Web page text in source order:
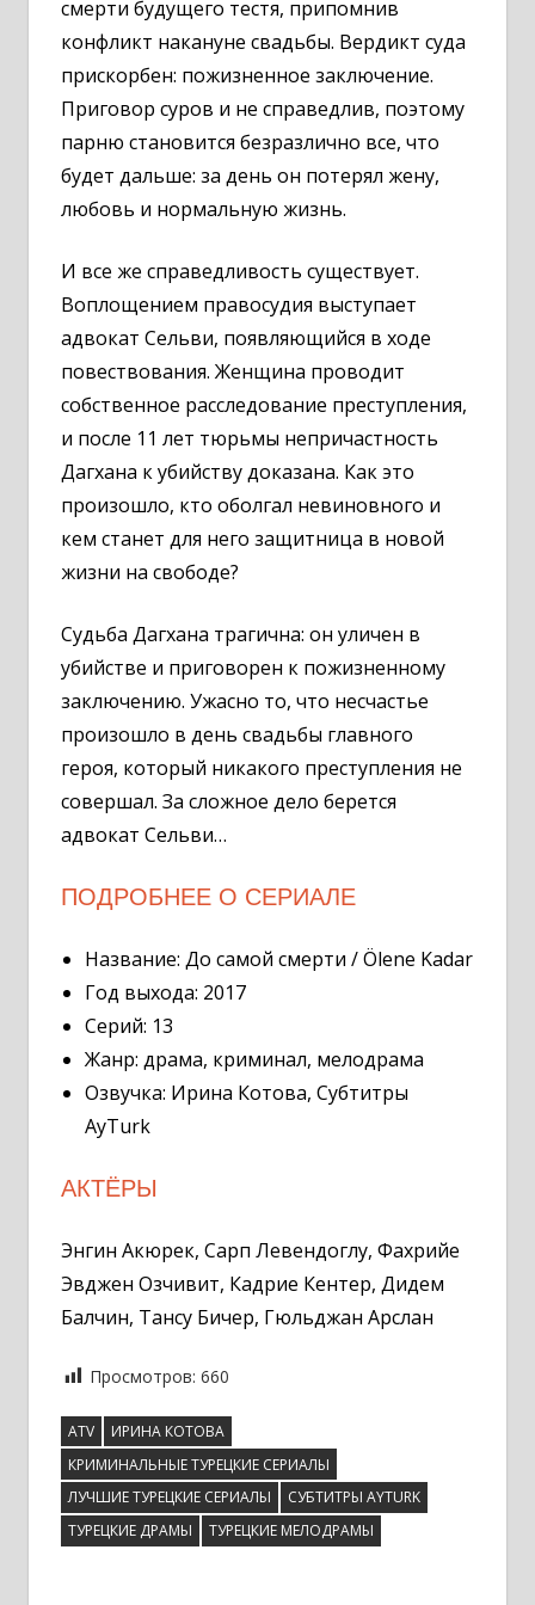
смерти будущего тестя, припомнив
конфликт накануне свадьбы. Вердикт суда
прискорбен: пожизненное заключение.
Приговор суров и не справедлив, поэтому
парню становится безразлично все, что
будет дальше: за день он потерял жену,
любовь и нормальную жизнь.
И все же справедливость существует.
Воплощением правосудия выступает
адвокат Сельви, появляющийся в ходе
повествования. Женщина проводит
собственное расследование преступления,
и после 11 лет тюрьмы непричастность
Дагхана к убийству доказана. Как это
произошло, кто оболгал невиновного и
кем станет для него защитница в новой
жизни на свободе?
Судьба Дагхана трагична: он уличен в
убийстве и приговорен к пожизненному
заключению. Ужасно то, что несчастье
произошло в день свадьбы главного
героя, который никакого преступления не
совершал. За сложное дело берется
адвокат Сельви…
ПОДРОБНЕЕ О СЕРИАЛЕ
Название: До самой смерти / Ölene Kadar
Год выхода: 2017
Серий: 13
Жанр: драма, криминал, мелодрама
Озвучка: Ирина Котова, Субтитры
AyTurk
АКТЁРЫ
Энгин Акюрек, Сарп Левендоглу, Фахрийе
Эвджен Озчивит, Кадрие Кентер, Дидем
Балчин, Тансу Бичер, Гюльджан Арслан
Просмотров: 660
ATV
ИРИНА КОТОВА
КРИМИНАЛЬНЫЕ ТУРЕЦКИЕ СЕРИАЛЫ
ЛУЧШИЕ ТУРЕЦКИЕ СЕРИАЛЫ
СУБТИТРЫ AYTURK
ТУРЕЦКИЕ ДРАМЫ
ТУРЕЦКИЕ МЕЛОДРАМЫ